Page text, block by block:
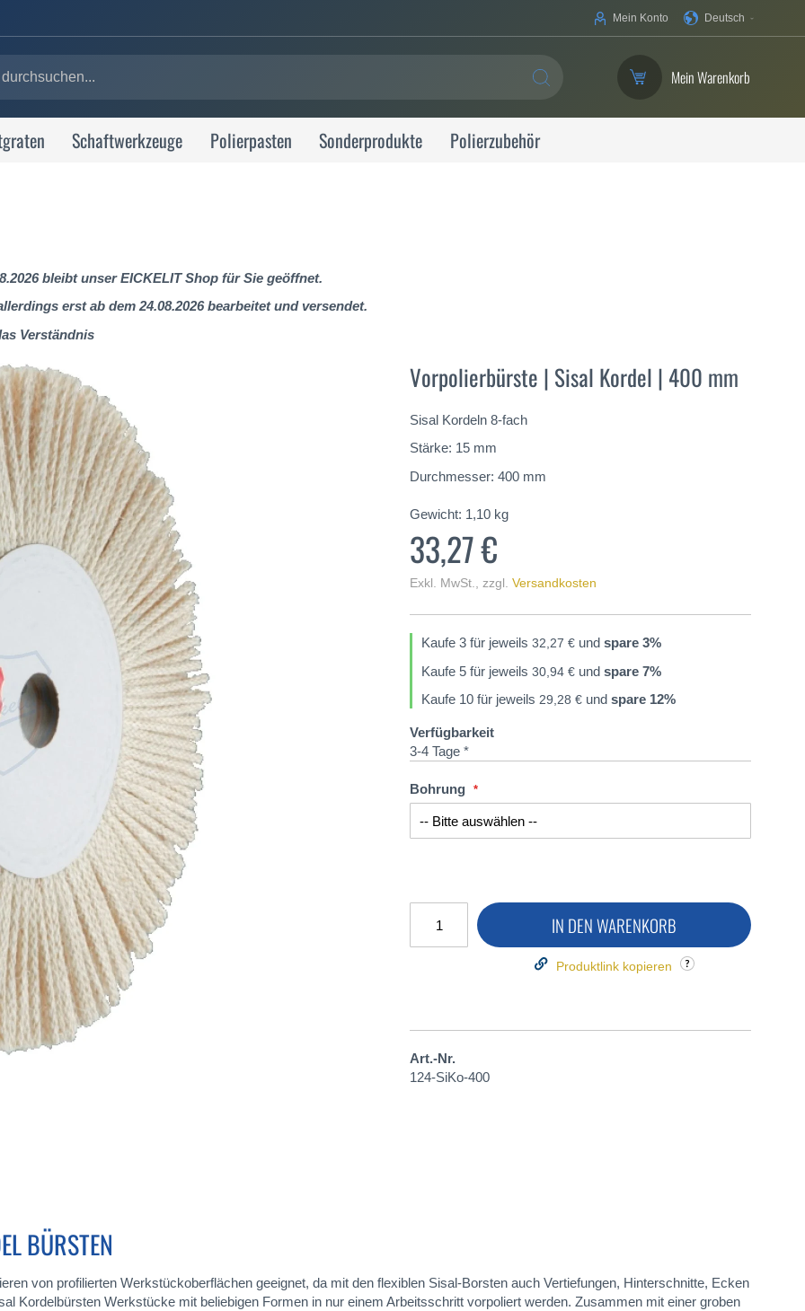
Ihre
Deutsch
Mein Konto
SUCHE Mein Warenkorb
Schaftwerkzeuge Polierpasten Sonderprodukte Polierzubehör
bleibt unser EICKELIT Shop für Sie geöffnet.
erst ab dem 24.08.2026 bearbeitet und versendet.
Verständnis
Vorpolierbürste | Sisal Kordel | 400 mm
Sisal Kordeln 8-fach
Stärke: 15 mm
Durchmesser: 400 mm
Gewicht: 1,10 kg
33,27 €
Exkl. MwSt. zzgl. Versandkosten
Kaufe 3 für jeweils 32,27 € und spare 3%
Kaufe 5 für jeweils 30,94 € und spare 7%
Kaufe 10 für jeweils 29,28 € und spare 12%
Verfügbarkeit
3-4 Tage *
Bohrung
IN DEN WARENKORB
Produktlink kopieren
Art.-Nr.
124-SiKo-400
BÜRSTEN
von profilierten Werkstückoberflächen geeignet, da mit den flexiblen Sisal-Borsten auch Vertiefungen, Hinterschnitte, Ecken
Kordelbürsten Werkstücke mit beliebigen Formen in nur einem Arbeitsschritt vorpoliert werden. Zusammen mit einer groben